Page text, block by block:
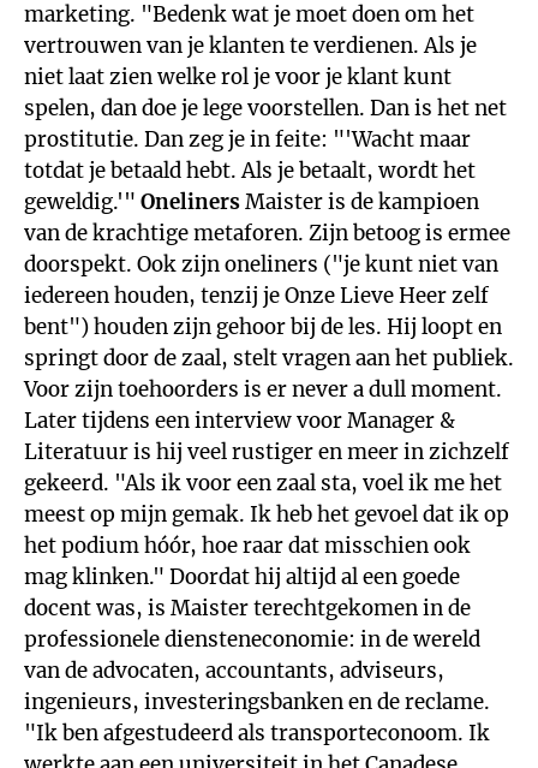
marketing. "Bedenk wat je moet doen om het
vertrouwen van je klanten te verdienen. Als je
niet laat zien welke rol je voor je klant kunt
spelen, dan doe je lege voorstellen. Dan is het net
prostitutie. Dan zeg je in feite: "'Wacht maar
totdat je betaald hebt. Als je betaalt, wordt het
geweldig.'" OnelinersMaister is de kampioen
van de krachtige metaforen. Zijn betoog is ermee
doorspekt. Ook zijn oneliners ("je kunt niet van
iedereen houden, tenzij je Onze Lieve Heer zelf
bent") houden zijn gehoor bij de les. Hij loopt en
springt door de zaal, stelt vragen aan het publiek.
Voor zijn toehoorders is er never a dull moment.
Later tijdens een interview voor Manager &
Literatuur is hij veel rustiger en meer in zichzelf
gekeerd. "Als ik voor een zaal sta, voel ik me het
meest op mijn gemak. Ik heb het gevoel dat ik op
het podium hóór, hoe raar dat misschien ook
mag klinken." Doordat hij altijd al een goede
docent was, is Maister terechtgekomen in de
professionele diensteneconomie: in de wereld
van de advocaten, accountants, adviseurs,
ingenieurs, investeringsbanken en de reclame.
"Ik ben afgestudeerd als transporteconoom. Ik